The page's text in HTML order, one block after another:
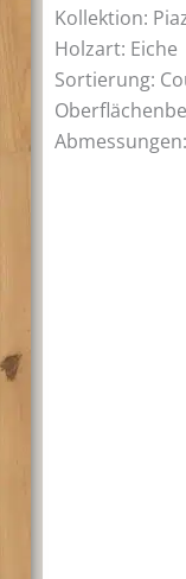
Kollektion:
Holzart: Eiche
Sortierung: